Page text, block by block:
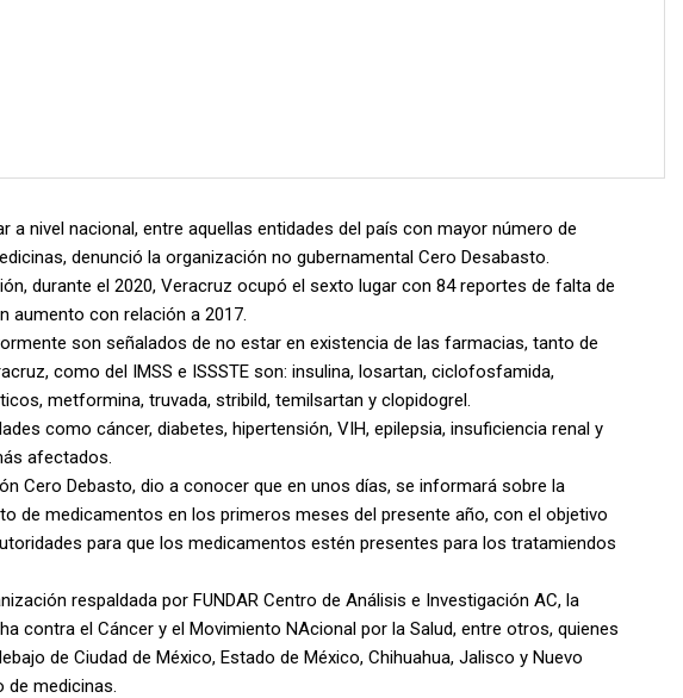
a nivel nacional, entre aquellas entidades del país con mayor número de
denunció la organización no gubernamental Cero Desabasto.
durante el 2020, Veracruz ocupó el sexto lugar con 84 reportes de falta de
aumento con relación a 2017.
son señalados de no estar en existencia de las farmacias, tanto de
como del IMSS e ISSSTE son: insulina, losartan, ciclofosfamida,
metformina, truvada, stribild, temilsartan y clopidogrel.
como cáncer, diabetes, hipertensión, VIH, epilepsia, insuficiencia renal y
afectados.
Cero Debasto, dio a conocer que en unos días, se informará sobre la
de medicamentos en los primeros meses del presente año, con el objetivo
para que los medicamentos estén presentes para los tratamiendos
respaldada por FUNDAR Centro de Análisis e Investigación AC, la
contra el Cáncer y el Movimiento NAcional por la Salud, entre otros, quienes
de Ciudad de México, Estado de México, Chihuahua, Jalisco y Nuevo
de medicinas.